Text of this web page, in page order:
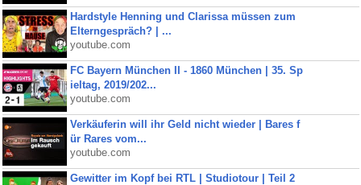
Hardstyle Henning und Clarissa müssen zum
Elterngespräch? | ...
youtube.com
FC Bayern München II - 1860 München | 35. Sp
ieltag, 2019/202...
youtube.com
Verkäuferin will ihr Geld nicht wieder | Bares f
ür Rares vom...
youtube.com
Gewitter im Kopf bei RTL | Studiotour | Teil 2